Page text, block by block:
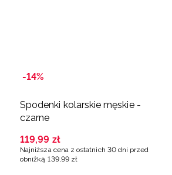
-14%
Spodenki kolarskie męskie -
czarne
119,99 zł
Najniższa cena z ostatnich 30 dni przed
obniżką 139,99 zł